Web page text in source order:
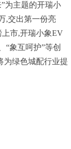
为主题的开瑞小
,交出第一份亮
上市,开瑞小象EV
“象互呵护”等创
为绿色城配行业提